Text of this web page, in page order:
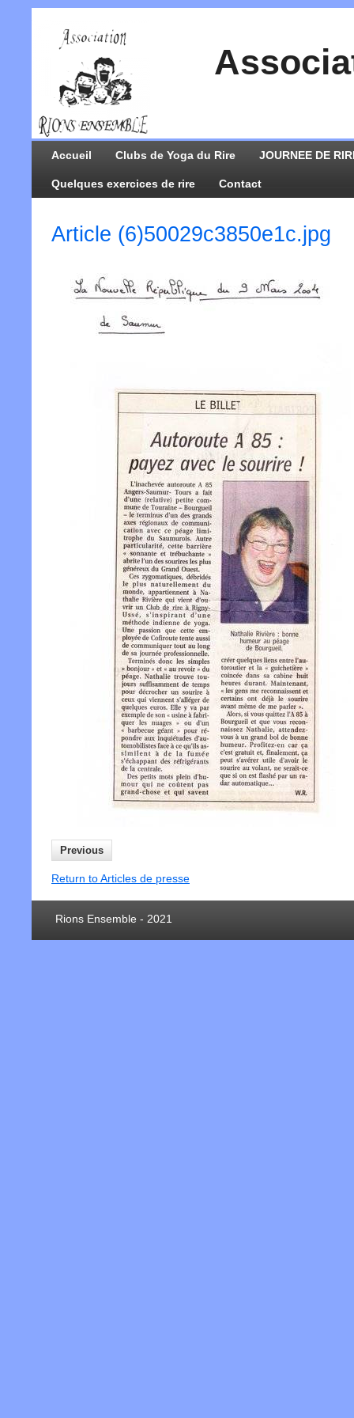
Accueil Clubs de Yoga du Rire JOURNEE DE
Quelques exercices de rire Contact
Article (6)50029c3850e1c.jpg
Previous
Return to Articles de presse
Rions Ensemble - 2021